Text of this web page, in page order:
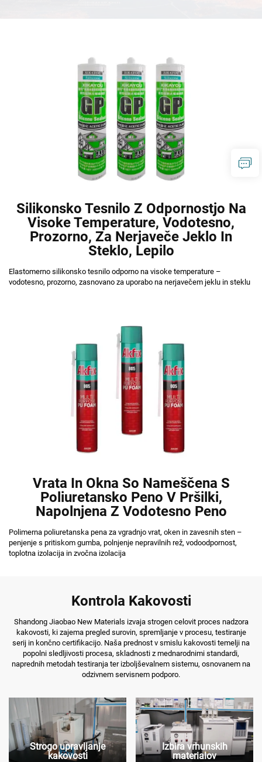
Silikonsko Tesnilo Z Odpornostjo Na
Visoke Temperature, Vodotesno,
Prozorno, Za Nerjaveče Jeklo In
Steklo, Lepilo
Elastomerno silikonsko tesnilo odporno na visoke temperature –
vodotesno, prozorno, zasnovano za uporabo na nerjavečem jeklu in steklu
Vrata In Okna So Nameščena S
Poliuretansko Peno V Pršilki,
Napolnjena Z Vodotesno Peno
Polimerna poliuretanska pena za vgradnjo vrat, oken in zavesnih sten –
penjenje s pritiskom gumba, polnjenje nepravilnih rež, vodoodpornost,
toplotna izolacija in zvočna izolacija
Kontrola Kakovosti
Shandong Jiaobao New Materials izvaja strogen celovit proces nadzora
kakovosti, ki zajema pregled surovin, spremljanje v procesu, testiranje
serij in končno certifikacijo. Naša prednost v smislu kakovosti temelji na
popolni sledljivosti procesa, skladnosti z mednarodnimi standardi,
naprednih metodah testiranja ter izboljševalnem sistemu, osnovanem na
odzivnem servisnem podporo.
Strogo upravljanje
kakovosti
Izbira vrhunskih
materialov